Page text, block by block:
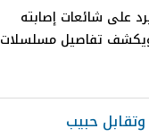
على شائعات إصابته
ويكشف تفاصيل مسلسلات
حبيب